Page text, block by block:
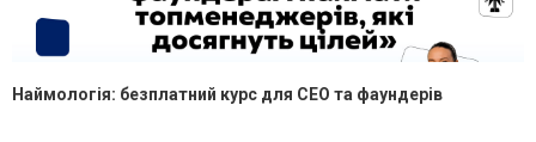
Наймологія: безплатний курс для CEO та фаундерів